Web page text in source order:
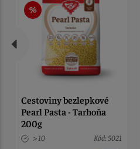
Cestoviny bezlepkové
Pearl Pasta - Tarhoňa
200g
> 10 Kód: 5021